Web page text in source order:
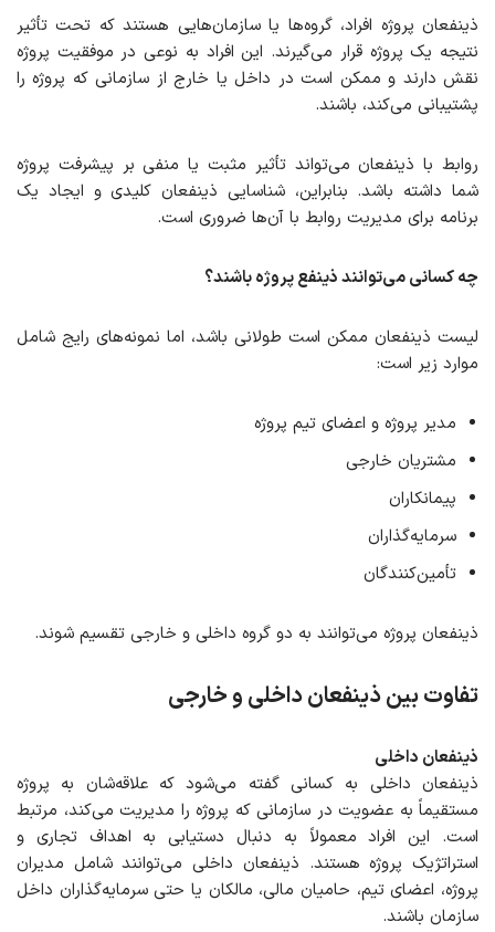
ذینفعان پروژه افراد، گروه‌ها یا سازمان‌هایی هستند که تحت تأثیر
نتیجه یک پروژه قرار می‌گیرند. این افراد به نوعی در موفقیت پروژه
نقش دارند و ممکن است در داخل یا خارج از سازمانی که پروژه را
پشتیبانی می‌کند، باشند.
روابط با ذینفعان می‌تواند تأثیر مثبت یا منفی بر پیشرفت پروژه
شما داشته باشد. بنابراین، شناسایی ذینفعان کلیدی و ایجاد یک
برنامه برای مدیریت روابط با آن‌ها ضروری است.
چه کسانی می‌توانند ذینفع پروژه باشند؟
لیست ذینفعان ممکن است طولانی باشد، اما نمونه‌های رایج شامل
موارد زیر است:
مدیر پروژه و اعضای تیم پروژه
مشتریان خارجی
پیمانکاران
سرمایه‌گذاران
تأمین‌کنندگان
ذینفعان پروژه می‌توانند به دو گروه داخلی و خارجی تقسیم شوند.
تفاوت بین ذینفعان داخلی و خارجی
ذینفعان داخلی
ذینفعان داخلی به کسانی گفته می‌شود که علاقه‌شان به پروژه
مستقیماً به عضویت در سازمانی که پروژه را مدیریت می‌کند، مرتبط
است. این افراد معمولاً به دنبال دستیابی به اهداف تجاری و
استراتژیک پروژه هستند. ذینفعان داخلی می‌توانند شامل مدیران
پروژه، اعضای تیم، حامیان مالی، مالکان یا حتی سرمایه‌گذاران داخل
سازمان باشند.